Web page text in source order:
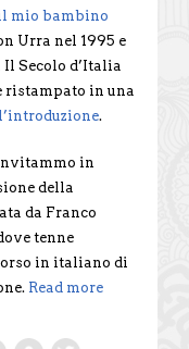
mio bambino
Urra nel 1995 e
Secolo d’Italia
ristampato in una
.
in
della
da Franco
tenne
in italiano di
Read more